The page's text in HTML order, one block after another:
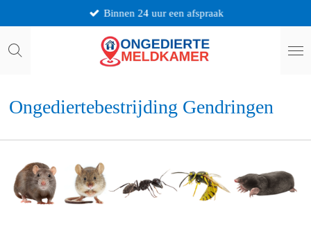
direct
naar
Binnen 24 uur een afspraak
Ongediertebestrijding Gendringen